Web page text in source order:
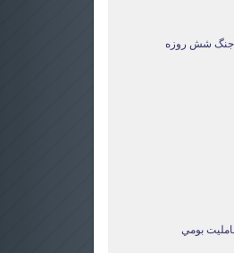
جنگ شش روزه
بومي